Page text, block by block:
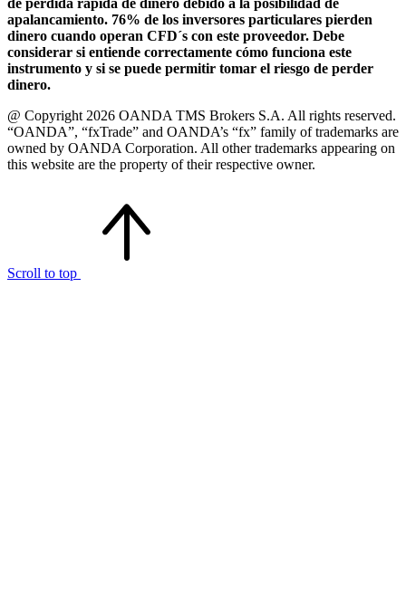
de pérdida rápida de dinero debido a la posibilidad de
apalancamiento. 76% de los inversores particulares pierden
dinero cuando operan CFD´s con este proveedor. Debe
considerar si entiende correctamente cómo funciona este
instrumento y si se puede permitir tomar el riesgo de perder
dinero.
@ Copyright 2026 OANDA TMS Brokers S.A. All rights reserved.
“OANDA”, “fxTrade” and OANDA’s “fx” family of trademarks are
owned by OANDA Corporation. All other trademarks appearing on
this website are the property of their respective owner.
Scroll to top